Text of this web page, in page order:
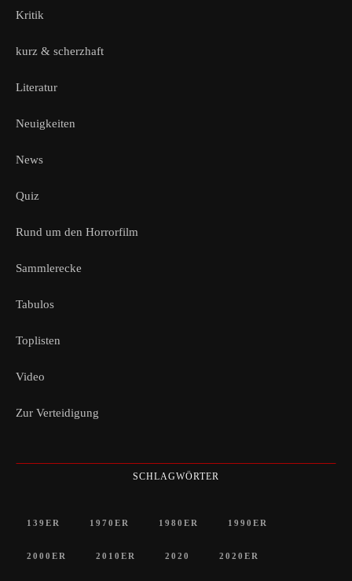
Kritik
kurz & scherzhaft
Literatur
Neuigkeiten
News
Quiz
Rund um den Horrorfilm
Sammlerecke
Tabulos
Toplisten
Video
Zur Verteidigung
SCHLAGWÖRTER
139ER 1970ER 1980ER 1990ER
2000ER 2010ER 2020 2020ER